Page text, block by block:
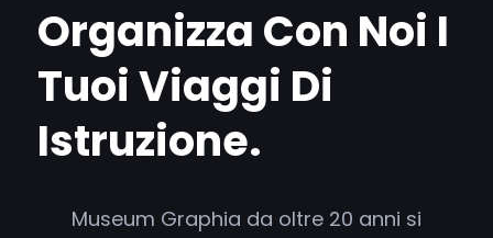
Organizza Con Noi I
Tuoi Viaggi Di
Istruzione.
Museum Graphia da oltre 20 anni si